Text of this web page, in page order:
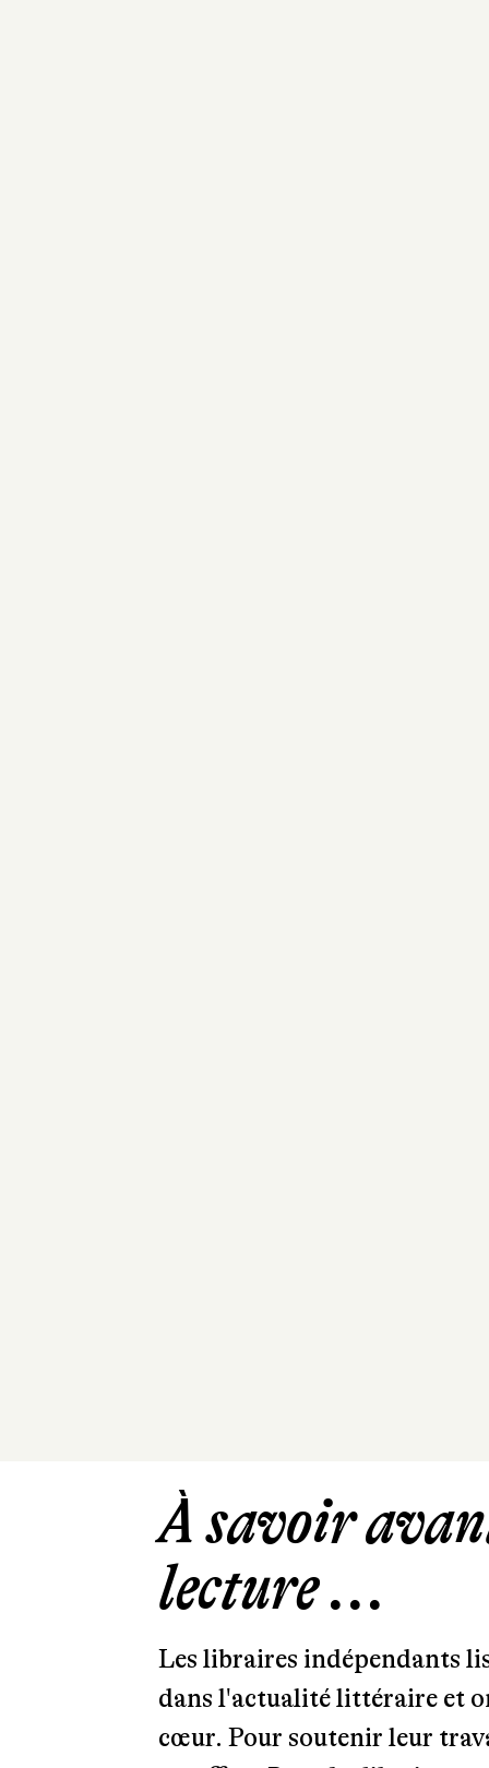
À savoir
lecture ...
Les libraires indépendants
dans l'actualité littéraire et
cœur. Pour soutenir leur